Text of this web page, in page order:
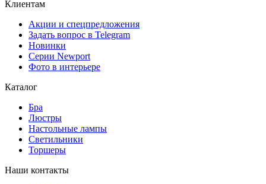
Клиентам
Акции и спецпредложения
Задать вопрос в Telegram
Новинки
Серии Newport
Фото в интерьере
Каталог
Бра
Люстры
Настольные лампы
Светильники
Торшеры
Наши контакты